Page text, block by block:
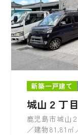
新築一戸建て
城山２丁
鹿児島市城山
／建物81.81㎡